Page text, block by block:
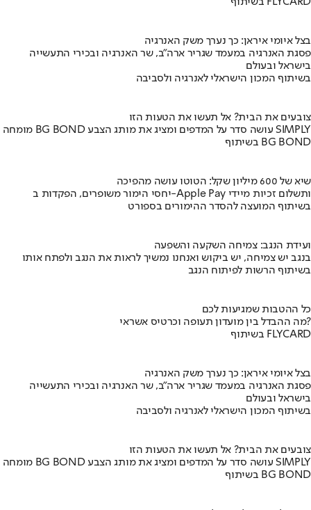
בצל איומי איראן: כך נערך משק האנרגיה
פסגת האנרגיה במעמד שגריר ארה"ב, שר האנרגיה ובכירי התעשייה
בישראל ובעולם
בשיתוף המכון הישראלי לאנרגיה ולסביבה
צובעים את הבית? אל תעשו את הטעות הזו
מומחה BG BOND עושה סדר על המדפים ומציג את מותג הצבע SIMPLY
בשיתוף BG BOND
שיא של 600 מיליון שקל: הטוטו עושה מהפיכה
יחסי הימור משופרים, הפקדות ב-Apple Pay ותשלום זכיות מיידי
בשיתוף המועצה להסדר ההימורים בספורט
ועידת הנגב: צמיחה השקעה והשפעה
בנגב יש צמיחה, יש ביקוש ואנחנו נמשיך לראות את הנגב ולפתח אותו
בשיתוף הרשות לפיתוח הנגב
כל ההטבות שמגיעות לכם
מה ההבדל בין מועדון תעופה וכרטיס אשראי?
בשיתוף FLYCARD
בצל איומי איראן: כך נערך משק האנרגיה
פסגת האנרגיה במעמד שגריר ארה"ב, שר האנרגיה ובכירי התעשייה
בישראל ובעולם
בשיתוף המכון הישראלי לאנרגיה ולסביבה
צובעים את הבית? אל תעשו את הטעות הזו
מומחה BG BOND עושה סדר על המדפים ומציג את מותג הצבע SIMPLY
בשיתוף BG BOND